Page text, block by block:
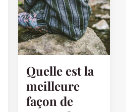
Quelle est la
meilleure
façon de